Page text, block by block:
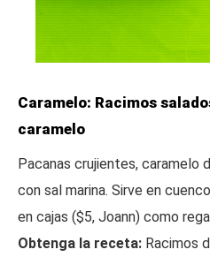
Caramelo: Racimos
caramelo
Pacanas crujientes, caramelo
con sal marina. Sirve en
en cajas ($5, Joann) como
Obtenga la receta: Racimos